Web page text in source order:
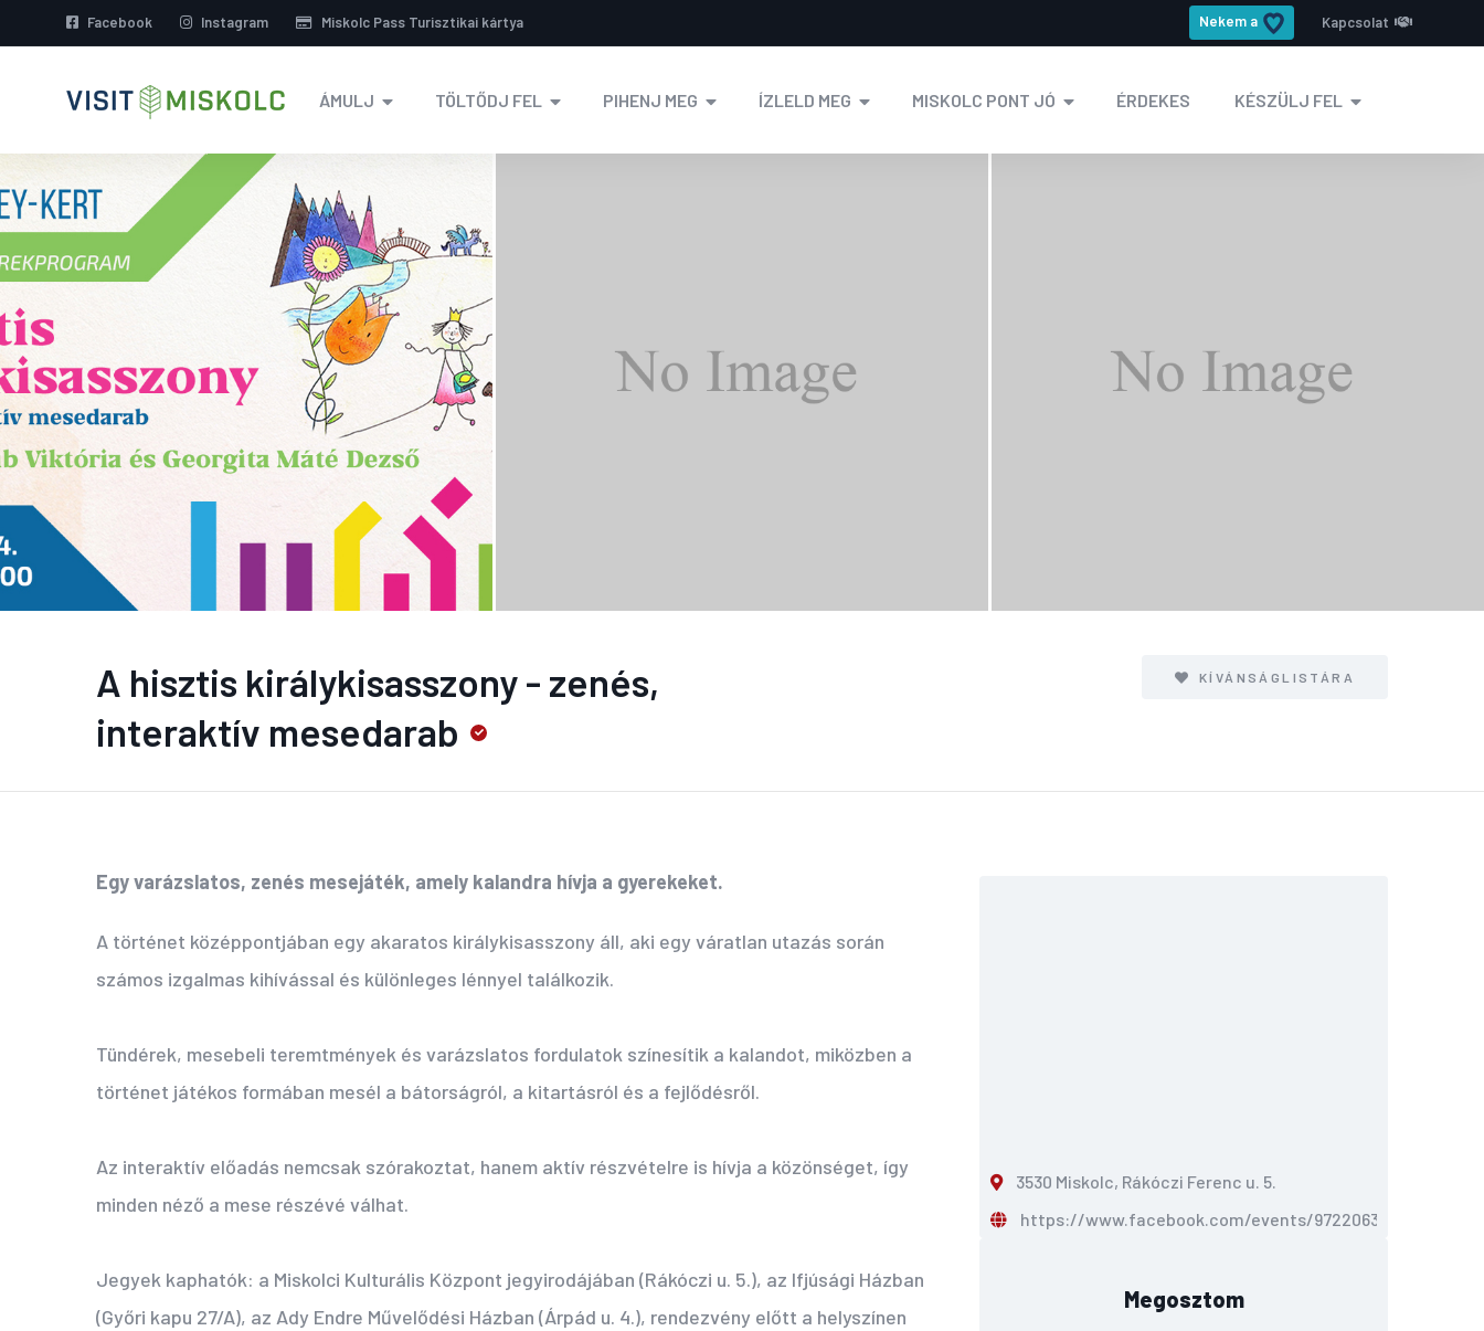
Facebook Instagram Miskolc Pass Turisztikai kártya Nekem a Kapcsolat
ÁMULJ TÖLTŐDJ FEL PIHENJ MEG ÍZLELD MEG MISKOLC PONT JÓ ÉRDEKES KÉSZÜLJ FEL
A hisztis királykisasszony - zenés,
interaktív mesedarab
KÍVÁNSÁGLISTÁRA
Egy varázslatos, zenés mesejáték, amely kalandra hívja a gyerekeket.
A történet középpontjában egy akaratos királykisasszony áll, aki egy váratlan utazás során
számos izgalmas kihívással és különleges lénnyel találkozik.
Tündérek, mesebeli teremtmények és varázslatos fordulatok színesítik a kalandot, miközben a
történet játékos formában mesél a bátorságról, a kitartásról és a fejlődésről.
Az interaktív előadás nemcsak szórakoztat, hanem aktív részvételre is hívja a közönséget, így
minden néző a mese részévé válhat.
Jegyek kaphatók: a Miskolci Kulturális Központ jegyirodájában (Rákóczi u. 5.), az Ifjúsági Házban
(Győri kapu 27/A), az Ady Endre Művelődési Házban (Árpád u. 4.), rendezvény előtt a helyszínen
3530 Miskolc, Rákóczi Ferenc u. 5.
https://www.facebook.com/events/972206375700213/
Megosztom